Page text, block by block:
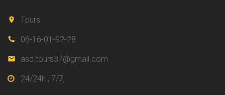
Tours
06-16-01-92-28
asd.tours37@gmail.com
24/24h , 7/7j